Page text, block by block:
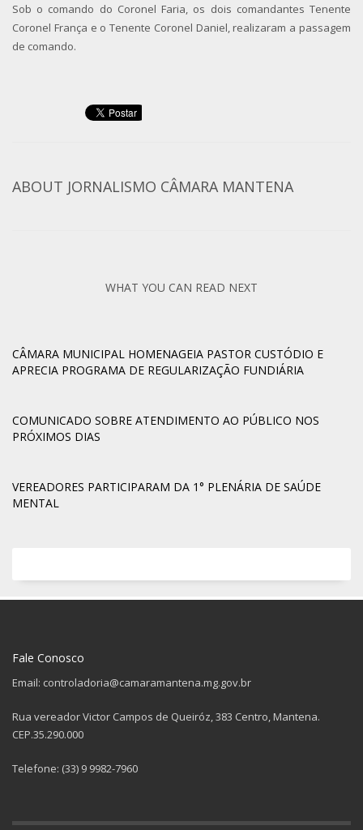
Sob o comando do Coronel Faria, os dois comandantes Tenente
Coronel França e o Tenente Coronel Daniel, realizaram a passagem
de comando.
ABOUT JORNALISMO CÂMARA MANTENA
WHAT YOU CAN READ NEXT
CÂMARA MUNICIPAL HOMENAGEIA PASTOR CUSTÓDIO E
APRECIA PROGRAMA DE REGULARIZAÇÃO FUNDIÁRIA
COMUNICADO SOBRE ATENDIMENTO AO PÚBLICO NOS
PRÓXIMOS DIAS
VEREADORES PARTICIPARAM DA 1° PLENÁRIA DE SAÚDE
MENTAL
Fale Conosco
Email: controladoria@camaramantena.mg.gov.br
Rua vereador Victor Campos de Queiróz, 383 Centro, Mantena.
CEP.35.290.000
Telefone: (33) 9 9982-7960